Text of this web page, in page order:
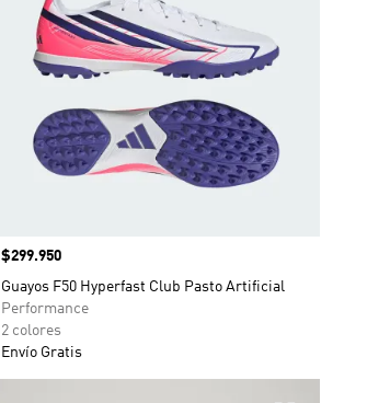
Precio
$299.950
Guayos F50 Hyperfast Club Pasto Artificial
Performance
2 colores
Envío Gratis